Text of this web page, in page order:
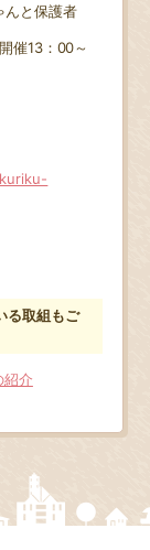
と保護者
催13：00～
る取組もご
紹介